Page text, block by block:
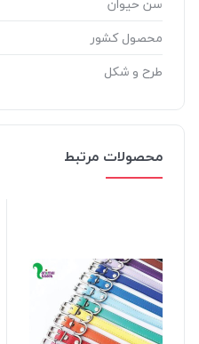
محصول کشور
طرح و شکل
محصولات مرتبط